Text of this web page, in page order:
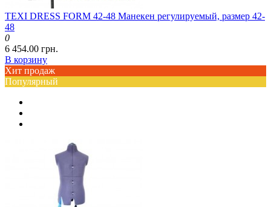
TEXI DRESS FORM 42-48 Манекен регулируемый, размер 42-
48
0
6 454.00 грн.
В корзину
Хит продаж
Популярный